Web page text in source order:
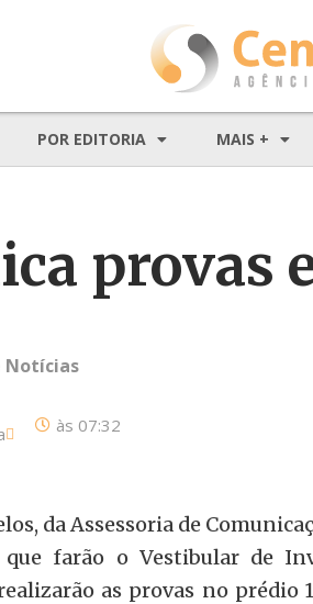
POR EDITORIA MAIS +
provas
Notícias
às 07:32
da Assessoria de
que farão o Vestibular de
as provas no prédio